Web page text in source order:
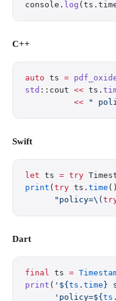
console. log
C++
auto ts =
std ::cout << ts.
          <<
"
Swift
let ts = try
print ( try ts. time
      "policy=
\(
Dart
final ts =
print ( ' ${ ts . time }
      'policy=
${ ts .